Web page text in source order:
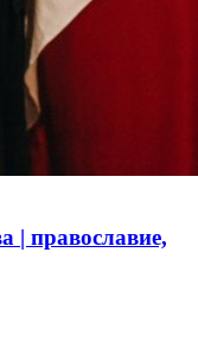
| православие,